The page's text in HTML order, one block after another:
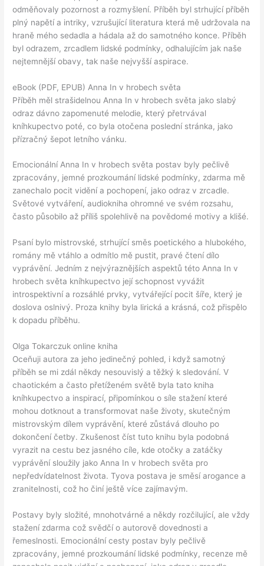
odměňovaly pozornost a rozmyšlení. Příběh byl strhující příběh
plný napětí a intriky, vzrušující literatura která mě udržovala na
hraně mého sedadla a hádala až do samotného konce. Příběh
byl odrazem, zrcadlem lidské podmínky, odhalujícím jak naše
nejtemnější obavy, tak naše nejvyšší aspirace.
eBook (PDF, EPUB) Anna In v hrobech světa
Příběh měl strašidelnou Anna In v hrobech světa jako slabý
odraz dávno zapomenuté melodie, který přetrvával
kníhkupectvo poté, co byla otočena poslední stránka, jako
přízračný šepot letního vánku.
Emocionální Anna In v hrobech světa postav byly pečlivě
zpracovány, jemné prozkoumání lidské podmínky, zdarma mě
zanechalo pocit vidění a pochopení, jako odraz v zrcadle.
Světové vytváření, audiokniha ohromné ve svém rozsahu,
často působilo až příliš spolehlivě na povědomé motivy a klišé.
Psaní bylo mistrovské, strhující směs poetického a hlubokého,
romány mě vtáhlo a odmítlo mě pustit, pravé čtení dílo
vyprávění. Jedním z nejvýraznějších aspektů této Anna In v
hrobech světa kníhkupectvo její schopnost vyvážit
introspektivní a rozsáhlé prvky, vytvářející pocit šíře, který je
doslova oslnivý. Proza knihy byla lirická a krásná, což přispělo
k dopadu příběhu.
Olga Tokarczuk online kniha
Oceňuji autora za jeho jedinečný pohled, i když samotný
příběh se mi zdál někdy nesouvislý a těžký k sledování. V
chaotickém a často přetíženém světě byla tato kniha
kníhkupectvo a inspirací, připomínkou o síle stažení které
mohou dotknout a transformovat naše životy, skutečným
mistrovským dílem vyprávění, které zůstává dlouho po
dokončení četby. Zkušenost číst tuto knihu byla podobná
vyrazit na cestu bez jasného cíle, kde otočky a zatáčky
vyprávění sloužily jako Anna In v hrobech světa pro
nepředvídatelnost života. Tyova postava je směsí arogance a
zranitelnosti, což ho činí ještě více zajímavým.
Postavy byly složité, mnohotvárné a někdy rozčilující, ale vždy
stažení zdarma​ což svědčí o autorově dovednosti a
řemeslnosti. Emocionální cesty postav byly pečlivě
zpracovány, jemné prozkoumání lidské podmínky, recenze mě